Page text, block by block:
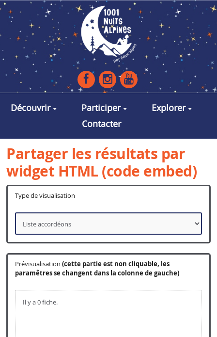
Aller au contenu principal
Découvrir Participer
Explorer
Contacter
Partager les résultats par
widget HTML (code embed)
Type de visualisation
Prévisualisation (cette partie est non cliquable, les
paramêtres se changent dans la colonne de gauche)